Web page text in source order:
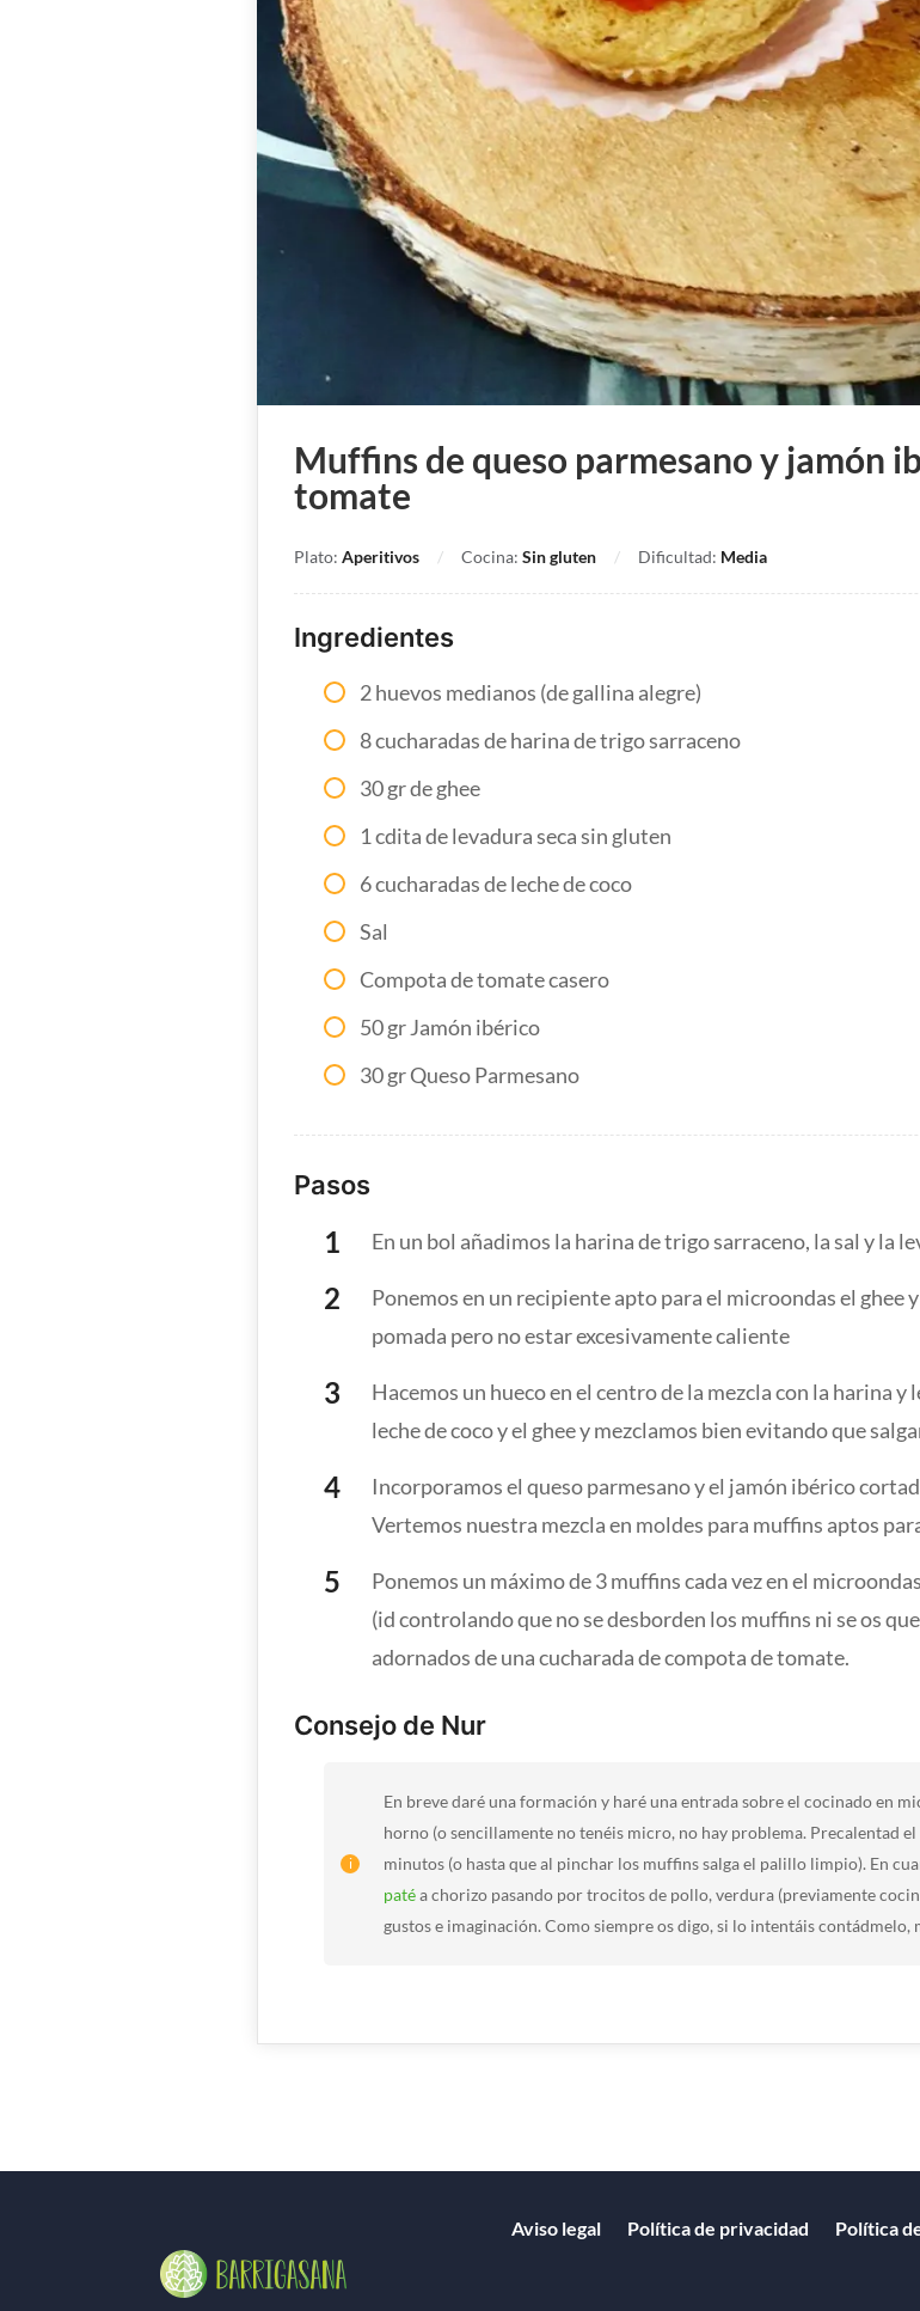
Muffins de queso parmesano y jamón
tomate
Plato:Aperitivos Cocina:Sin gluten Dificultad: Media
Ingredientes
2 huevos medianos (de gallina alegre)
8 cucharadas de harina de trigo sarraceno
30 gr de ghee
1 cdita de levadura seca sin gluten
6 cucharadas de leche de coco
Sal
Compota de tomate casero
50 gr Jamón ibérico
30 gr Queso Parmesano
Pasos
En un bol añadimos la harina de trigo sarraceno, la sal y la
Ponemos en un recipiente apto para el microondas el
pomada pero no estar excesivamente caliente
Hacemos un hueco en el centro de la mezcla con la harina
leche de coco y el ghee y mezclamos bien evitando que
Incorporamos el queso parmesano y el jamón ibérico
Vertemos nuestra mezcla en moldes para muffins aptos
Ponemos un máximo de 3 muffins cada vez en el
(id controlando que no se desborden los muffins ni se os
adornados de una cucharada de compota de tomate.
Consejo de Nur
En breve daré una formación y haré una entrada sobre el cocinado en
horno (o sencillamente no tenéis micro, no hay problema. Precalentad
minutos (o hasta que al pinchar los muffins salga el palillo limpio). En
patéa chorizo pasando por trocitos de pollo, verdura (previamente
gustos e imaginación. Como siempre os digo, si lo intentáis contádmelo,
Aviso legal Política de privacidad Política